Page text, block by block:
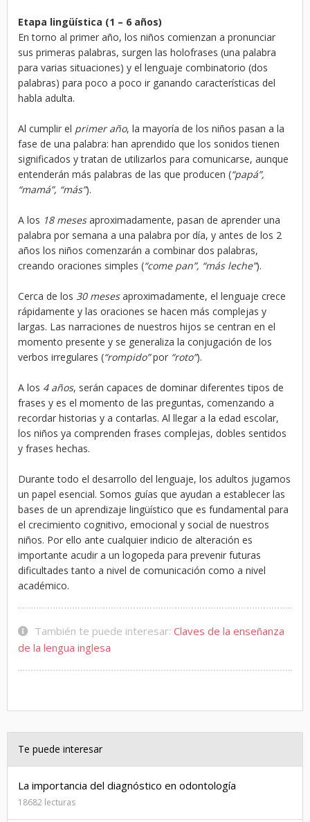
Etapa lingüística (1 – 6 años)
En torno al primer año, los niños comienzan a pronunciar
sus primeras palabras, surgen las holofrases (una palabra
para varias situaciones) y el lenguaje combinatorio (dos
palabras) para poco a poco ir ganando características del
habla adulta.
Al cumplir el primer año, la mayoría de los niños pasan a la
fase de una palabra: han aprendido que los sonidos tienen
significados y tratan de utilizarlos para comunicarse, aunque
entenderán más palabras de las que producen (“papá”,
“mamá”, “más”).
A los 18 mesesaproximadamente, pasan de aprender una
palabra por semana a una palabra por día, y antes de los 2
años los niños comenzarán a combinar dos palabras,
creando oraciones simples (“come pan”, “más leche”).
Cerca de los 30 mesesaproximadamente, el lenguaje crece
rápidamente y las oraciones se hacen más complejas y
largas. Las narraciones de nuestros hijos se centran en el
momento presente y se generaliza la conjugación de los
verbos irregulares (“rompido”por “roto”).
A los 4 años, serán capaces de dominar diferentes tipos de
frases y es el momento de las preguntas, comenzando a
recordar historias y a contarlas. Al llegar a la edad escolar,
los niños ya comprenden frases complejas, dobles sentidos
y frases hechas.
Durante todo el desarrollo del lenguaje, los adultos jugamos
un papel esencial. Somos guías que ayudan a establecer las
bases de un aprendizaje lingüístico que es fundamental para
el crecimiento cognitivo, emocional y social de nuestros
niños. Por ello ante cualquier indicio de alteración es
importante acudir a un logopeda para prevenir futuras
dificultades tanto a nivel de comunicación como a nivel
académico.
También te puede interesar: Claves de la enseñanza
de la lengua inglesa
Te puede interesar
La importancia del diagnóstico en odontología
18682 lecturas